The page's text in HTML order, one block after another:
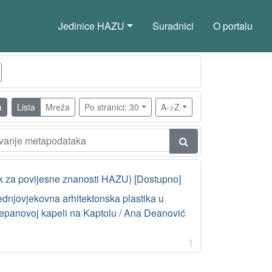
Jedinice HAZU Suradnici O portalu
Lista Mreža Po stranici: 30 A->Z
za povijesne znanosti HAZU) [Dostupno]
arhitektonska plastika u
kapeli na Kaptolu / Ana Deanović
1